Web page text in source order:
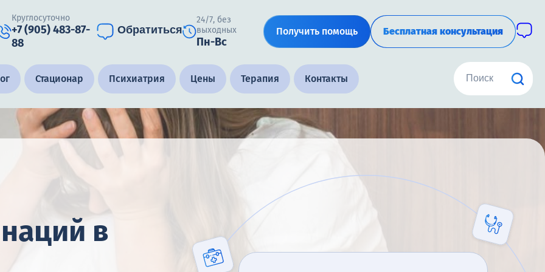
Круглосуточно
+7 (905) 483-87-
88
Обратиться
24/7, без
выходных
Пн-Вс
Получить помощь Бесплатная консультация
Стационар Психиатрия Цены Терапия Контакты
в